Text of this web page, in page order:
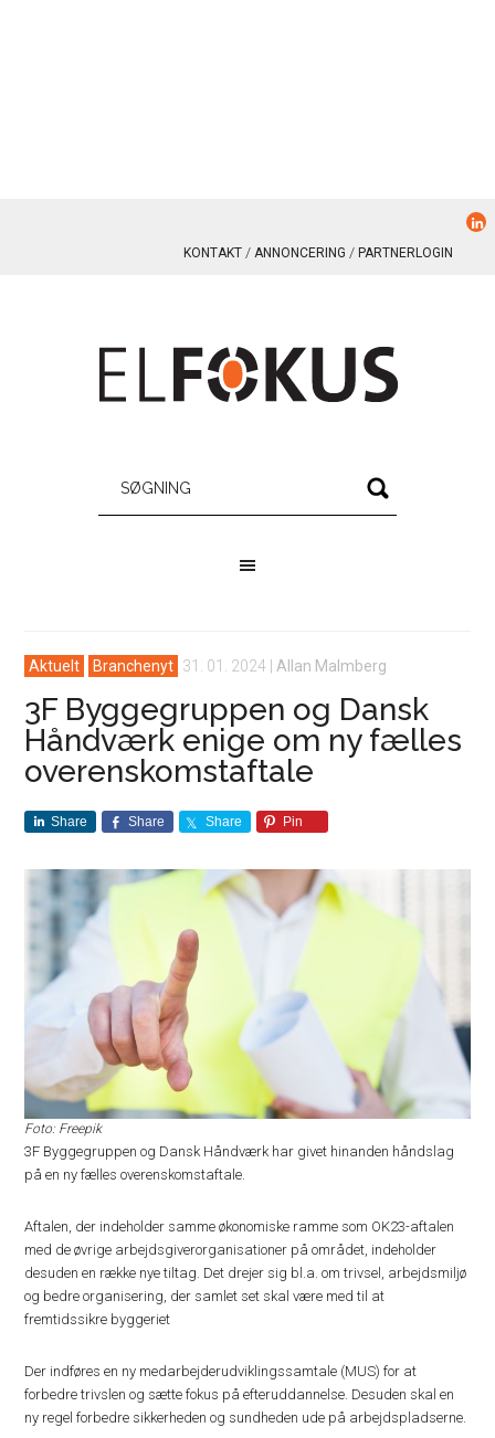
KONTAKT ANNONCERING PARTNERLOGIN
Aktuelt Branchenyt 31. 01. 2024 Allan Malmberg
3F Byggegruppen og Dansk
Håndværk enige om ny fælles
overenskomstaftale
Share Share Share Pin
Foto: Freepik
3F Byggegruppen og Dansk Håndværk har givet hinanden håndslag
på en ny fælles overenskomstaftale.
Aftalen, der indeholder samme økonomiske ramme som OK23-aftalen
med de øvrige arbejdsgiverorganisationer på området, indeholder
desuden en række nye tiltag. Det drejer sig bl.a. om trivsel, arbejdsmiljø
og bedre organisering, der samlet set skal være med til at
fremtidssikre byggeriet
Der indføres en ny medarbejderudviklingssamtale (MUS) for at
forbedre trivslen og sætte fokus på efteruddannelse. Desuden skal en
ny regel forbedre sikkerheden og sundheden ude på arbejdspladserne.